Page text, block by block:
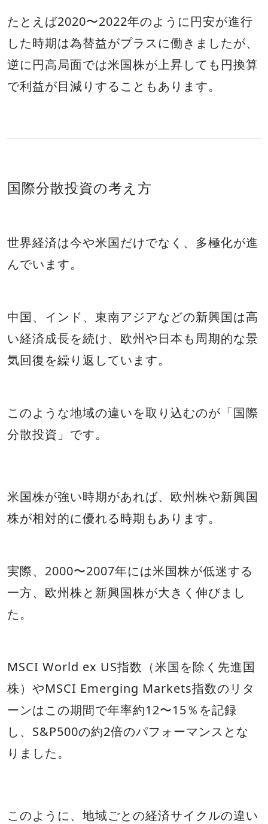
たとえば2020〜2022年のように円安が進行
した時期は為替益がプラスに働きましたが、
逆に円高局面では米国株が上昇しても円換算
で利益が目減りすることもあります。
国際分散投資の考え方
世界経済は今や米国だけでなく、多極化が進
んでいます。
中国、インド、東南アジアなどの新興国は高
い経済成長を続け、欧州や日本も周期的な景
気回復を繰り返しています。
このような地域の違いを取り込むのが「国際
分散投資」です。
米国株が強い時期があれば、欧州株や新興国
株が相対的に優れる時期もあります。
実際、2000〜2007年には米国株が低迷する
一方、欧州株と新興国株が大きく伸びまし
た。
MSCI World ex US指数（米国を除く先進国
株）やMSCI Emerging Markets指数のリタ
ーンはこの期間で年率約12〜15％を記録
し、S&P500の約2倍のパフォーマンスとな
りました。
このように、地域ごとの経済サイクルの違い